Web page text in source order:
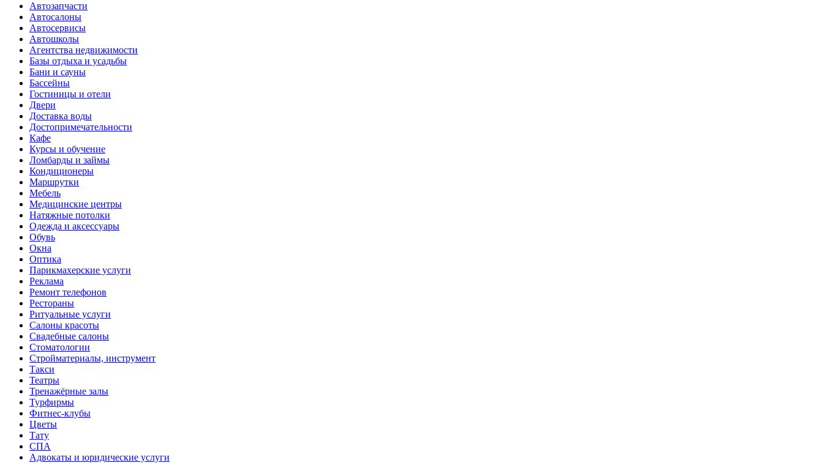
Автозапчасти
Автосалоны
Автосервисы
Автошколы
Агентства недвижимости
Базы отдыха и усадьбы
Бани и сауны
Бассейны
Гостиницы и отели
Двери
Доставка воды
Достопримечательности
Кафе
Курсы и обучение
Ломбарды и займы
Кондиционеры
Маршрутки
Мебель
Медицинские центры
Натяжные потолки
Одежда и аксессуары
Обувь
Окна
Оптика
Парикмахерские услуги
Реклама
Ремонт телефонов
Рестораны
Ритуальные услуги
Салоны красоты
Свадебные салоны
Стоматологии
Стройматериалы, инструмент
Такси
Театры
Тренажёрные залы
Турфирмы
Фитнес-клубы
Цветы
Тату
СПА
Адвокаты и юридические услуги